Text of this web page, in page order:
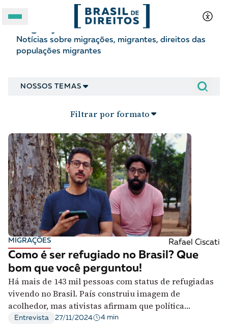
A BRASIL DE DIREITOS
Apoie a Brasil de Direitos
A [BD] conta as histórias de quem defende
direitos humanos no Brasil. Para continuar,
esse trabalho precisa da sua doação!
VEJA COMO APOIAR!
Migrações
Notícias sobre migrações, migrantes, direitos das
populações migrantes
NOSSOS TEMAS
Filtrar por formato
MIGRAÇÕES Rafael Ciscati
Como é ser refugiado no Brasil? Que
bom que você perguntou!
Há mais de 143 mil pessoas com status de refugiadas
vivendo no Brasil. País construiu imagem de
acolhedor, mas ativistas afirmam que política
migratória é seletiva e discrimina corpos negros
Entrevista 27/11/2024 4 min